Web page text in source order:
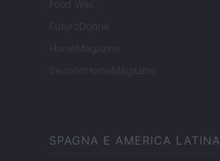
Food Wiki
FuturoDonna
HomeMagazine
SecondHomeMagazine
SPAGNA E AMERICA LATINA